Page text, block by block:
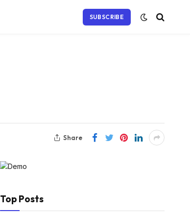
SUBSCRIBE
Share
Top Posts